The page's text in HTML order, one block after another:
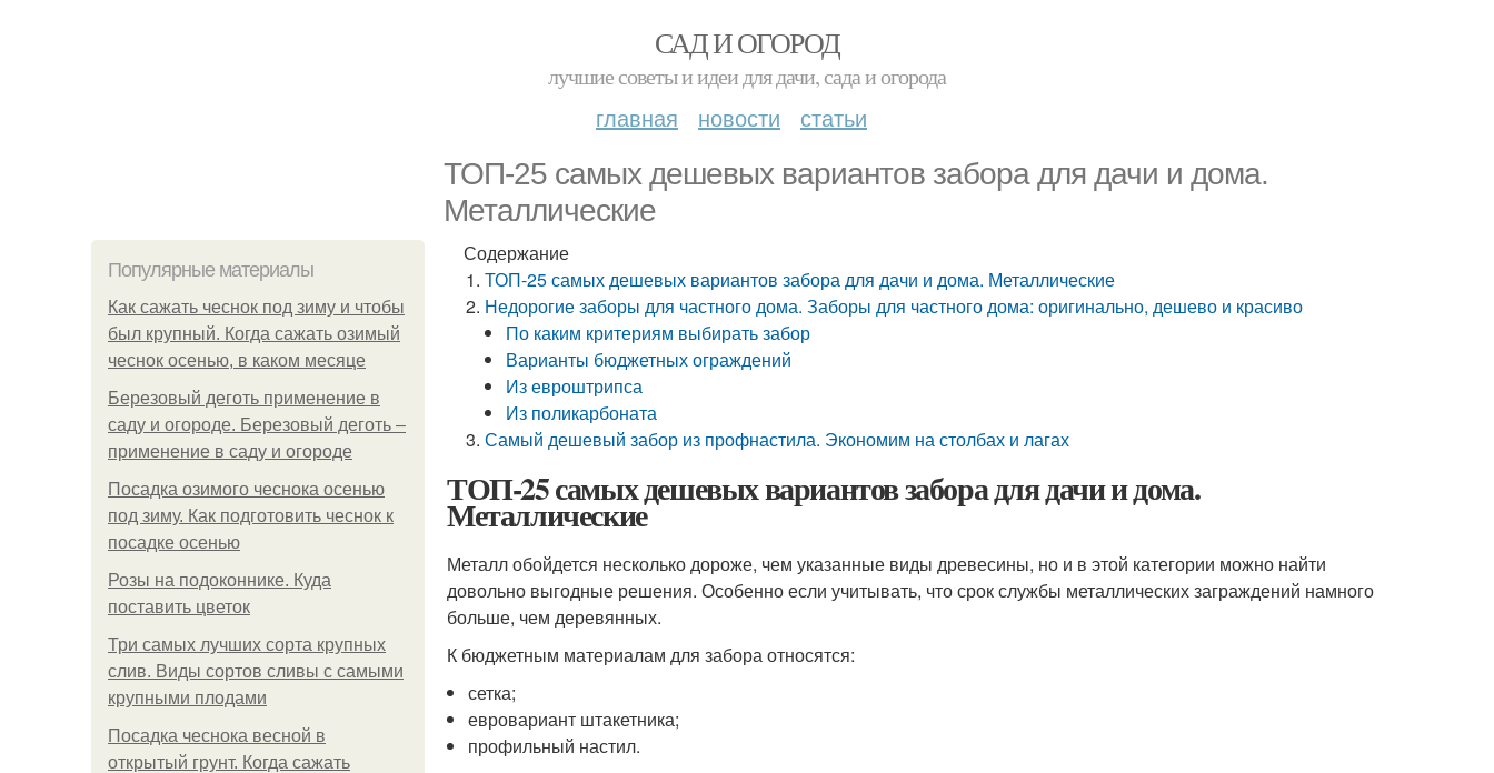
САД И ОГОРОД
лучшие советы и идеи для дачи, сада и огорода
главная новости статьи
ТОП-25 самых дешевых вариантов забора для дачи и дома.
Металлические
Популярные материалы
Как сажать чеснок под зиму и чтобы
был крупный. Когда сажать озимый
чеснок осенью, в каком месяце
Березовый деготь применение в
саду и огороде. Березовый деготь –
применение в саду и огороде
Посадка озимого чеснока осенью
под зиму. Как подготовить чеснок к
посадке осенью
Розы на подоконнике. Куда
поставить цветок
Три самых лучших сорта крупных
слив. Виды сортов сливы с самыми
крупными плодами
Посадка чеснока весной в
открытый грунт. Когда сажать
Содержание
ТОП-25 самых дешевых вариантов забора для дачи и дома. Металлические
Недорогие заборы для частного дома. Заборы для частного дома: оригинально, дешево и красиво
По каким критериям выбирать забор
Варианты бюджетных ограждений
Из евроштрипса
Из поликарбоната
Самый дешевый забор из профнастила. Экономим на столбах и лагах
ТОП-25 самых дешевых вариантов забора для дачи и дома.
Металлические
Металл обойдется несколько дороже, чем указанные виды древесины, но и в этой категории можно найти
довольно выгодные решения. Особенно если учитывать, что срок службы металлических заграждений намного
больше, чем деревянных.
К бюджетным материалам для забора относятся:
сетка;
евровариант штакетника;
профильный настил.